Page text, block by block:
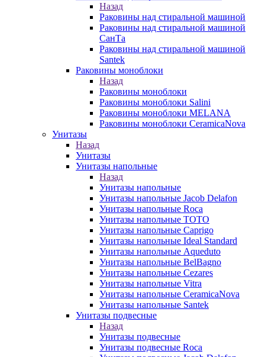
Назад
Раковины над стиральной машиной
Раковины над стиральной машиной
СанТа
Раковины над стиральной машиной
Santek
Раковины моноблоки
Назад
Раковины моноблоки
Раковины моноблоки Salini
Раковины моноблоки MELANA
Раковины моноблоки CeramicaNova
Унитазы
Назад
Унитазы
Унитазы напольные
Назад
Унитазы напольные
Унитазы напольные Jacob Delafon
Унитазы напольные Roca
Унитазы напольные TOTO
Унитазы напольные Caprigo
Унитазы напольные Ideal Standard
Унитазы напольные Aqueduto
Унитазы напольные BelBagno
Унитазы напольные Cezares
Унитазы напольные Vitra
Унитазы напольные CeramicaNova
Унитазы напольные Santek
Унитазы подвесные
Назад
Унитазы подвесные
Унитазы подвесные Roca